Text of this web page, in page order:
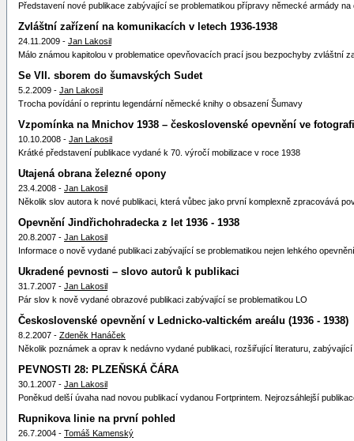
Představení nové publikace zabývající se problematikou přípravy německé armády
Zvláštní zařízení na komunikacích v letech 1936-1938
24.11.2009 - Jan Lakosil
Málo známou kapitolou v problematice opevňovacích prací jsou bezpochyby zvláštní
Se VII. sborem do šumavských Sudet
5.2.2009 - Jan Lakosil
Trocha povídání o reprintu legendární německé knihy o obsazení Šumavy
Vzpomínka na Mnichov 1938 – československé opevnění ve
10.10.2008 - Jan Lakosil
Krátké představení publikace vydané k 70. výročí mobilizace v roce 1938
Utajená obrana železné opony
23.4.2008 - Jan Lakosil
Několik slov autora k nové publikaci, která vůbec jako první komplexně zpracovává
Opevnění Jindřichohradecka z let 1936 - 1938
20.8.2007 - Jan Lakosil
Informace o nově vydané publikaci zabývající se problematikou nejen lehkého
Ukradené pevnosti – slovo autorů k publikaci
31.7.2007 - Jan Lakosil
Pár slov k nově vydané obrazové publikaci zabývající se problematikou LO
Československé opevnění v Lednicko-valtickém areálu (1936 - 1938)
8.2.2007 - Zdeněk Hanáček
Několik poznámek a oprav k nedávno vydané publikaci, rozšiřující literaturu,
PEVNOSTI 28: PLZEŇSKÁ ČÁRA
30.1.2007 - Jan Lakosil
Poněkud delší úvaha nad novou publikací vydanou Fortprintem. Nejrozsáhlejší
Rupnikova linie na první pohled
26.7.2004 - Tomáš Kamenský